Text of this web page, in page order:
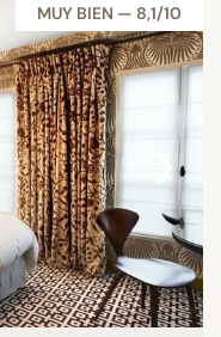
MUY BIEN — 8,1/10
›